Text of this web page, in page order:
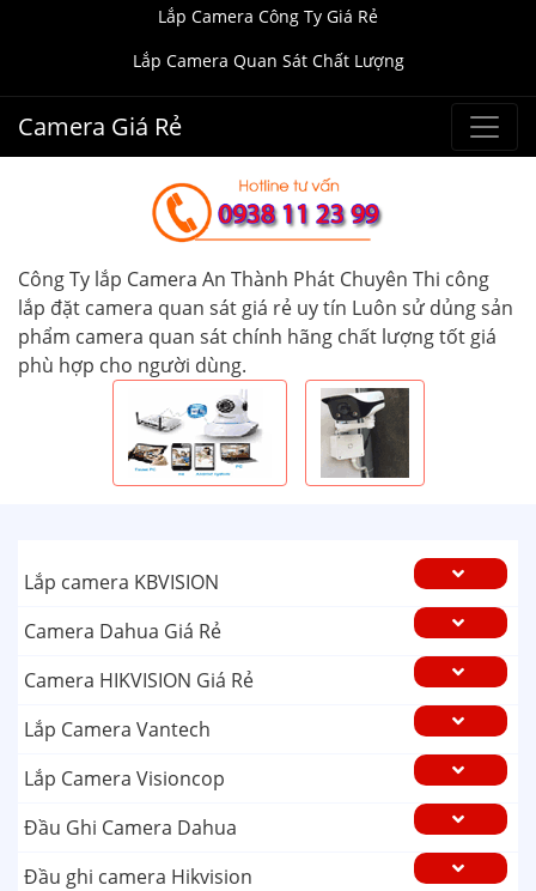
Lắp Camera Công Ty Giá Rẻ
Lắp Camera Quan Sát Chất Lượng
Camera Giá Rẻ
Công Ty lắp Camera An Thành Phát Chuyên Thi công
lắp đặt camera quan sát giá rẻ uy tín Luôn sử dủng sản
phẩm camera quan sát chính hãng chất lượng tốt giá
phù hợp cho người dùng.
Lắp camera KBVISION
Camera Dahua Giá Rẻ
Camera HIKVISION Giá Rẻ
Lắp Camera Vantech
Lắp Camera Visioncop
Đầu Ghi Camera Dahua
Đầu ghi camera Hikvision